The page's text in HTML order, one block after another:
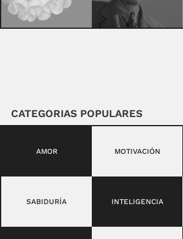
CATEGORIAS POPULARES
AMOR MOTIVACIÓN
SABIDURÍA INTELIGENCIA